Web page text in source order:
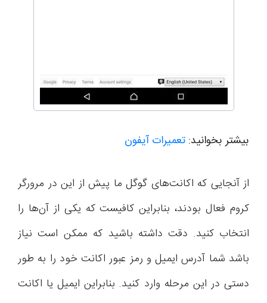
بیشتر بخوانید: تعمیرات آیفون
از آنجایی که اکانت‌های گوگل ما پیش از این در مرورگر
کروم فعال بودند، بنابراین کافیست که یکی از آن‌ها را
انتخاب کنید. دقت داشته باشید که ممکن است نیاز
باشد شما آدرس ایمیل و رمز عبور اکانت خود را به طور
دستی در این مرحله وارد کنید. بنابراین ایمیل یا اکانت